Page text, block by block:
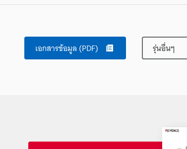
เอกสารข้อมูล (PDF) รุ่นอื่นๆ